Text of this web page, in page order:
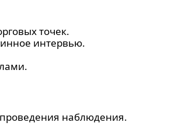
точек.
интервью.
наблюдения.